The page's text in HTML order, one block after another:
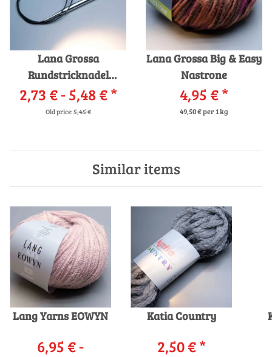
Lana Grossa
Rundstricknadel
Messing
2,73 € -5,48 €*
Old price:5,45 €
Lana Grossa Big & Easy
Nastrone
4,95 €*
49,50 € per 1 kg
Similar items
Lang Yarns EOWYN
6,95 € -
Katia Country
2,50 €*